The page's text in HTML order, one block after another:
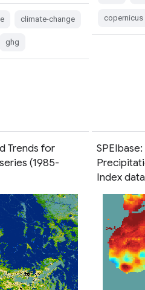
climate-change
ghg
copernicus
Trends for
(1985-
Index